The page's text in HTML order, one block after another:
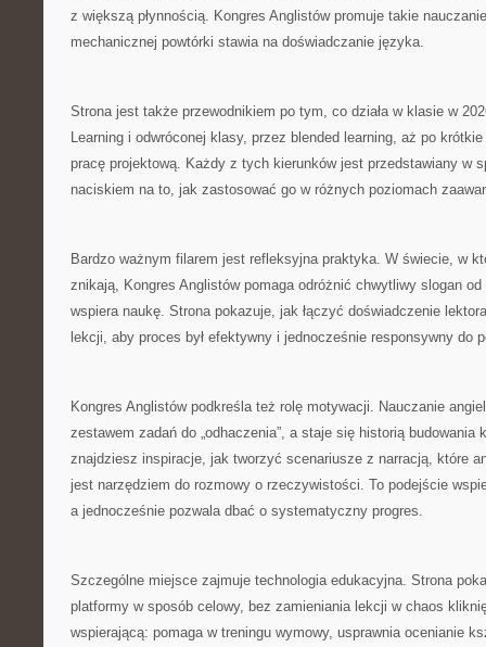
z większą płynnością. Kongres Anglistów promuje takie
mechanicznej powtórki stawia na doświadczanie języka.
Strona jest także przewodnikiem po tym, co działa w klasie w
Learning i odwróconej klasy, przez blended learning, aż po
pracę projektową. Każdy z tych kierunków jest przedstawiany w
naciskiem na to, jak zastosować go w różnych poziomach
Bardzo ważnym filarem jest refleksyjna praktyka. W świecie, w
znikają, Kongres Anglistów pomaga odróżnić chwytliwy slogan
wspiera naukę. Strona pokazuje, jak łączyć doświadczenie
lekcji, aby proces był efektywny i jednocześnie responsywny do
Kongres Anglistów podkreśla też rolę motywacji. Nauczanie
zestawem zadań do „odhaczenia”, a staje się historią budowania
znajdziesz inspiracje, jak tworzyć scenariusze z narracją, które
jest narzędziem do rozmowy o rzeczywistości. To podejście
a jednocześnie pozwala dbać o systematyczny progres.
Szczególne miejsce zajmuje technologia edukacyjna. Strona
platformy w sposób celowy, bez zamieniania lekcji w chaos
wspierającą: pomaga w treningu wymowy, usprawnia ocenianie